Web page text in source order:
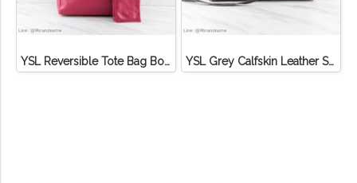
YSL Reversible Tote Bag Bo Shop S Lauren ชมพูฮอตพิ้งค์ YSL Grey Calfskin Leather Small Cabas ChYc Bag Calf เทา GHW